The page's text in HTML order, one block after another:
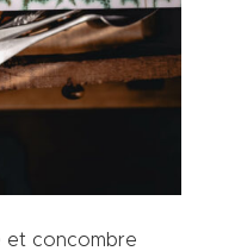
et concombre